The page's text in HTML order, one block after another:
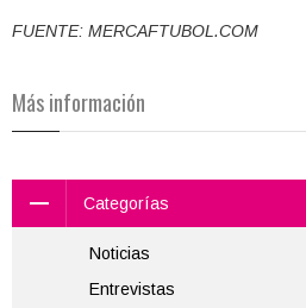
FUENTE: MERCAFTUBOL.COM
Más información
Categorías
Noticias
Entrevistas